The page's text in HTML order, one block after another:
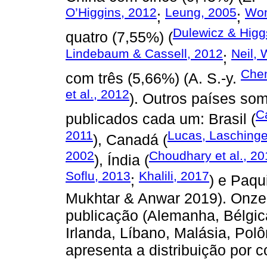
O’Higgins, 2012; Leung, 2005;
quatro (7,55%) (Dulewicz &
Lindebaum & Cassell, 2012; Neil,
com três (5,66%) (A. S.-y.
et al., 2012). Outros países
publicados cada um: Brasil (
2011), Canadá (Lucas,
2002), Índia (Choudhary et al.,
Soflu, 2013; Khalili, 2017) e
Mukhtar & Anwar 2019).
publicação (Alemanha,
Irlanda, Líbano, Malásia,
apresenta a distribuição por